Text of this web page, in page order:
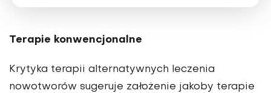
Terapie konwencjonalne
Krytyka terapii alternatywnych leczenia
nowotworów sugeruje założenie jakoby terapie